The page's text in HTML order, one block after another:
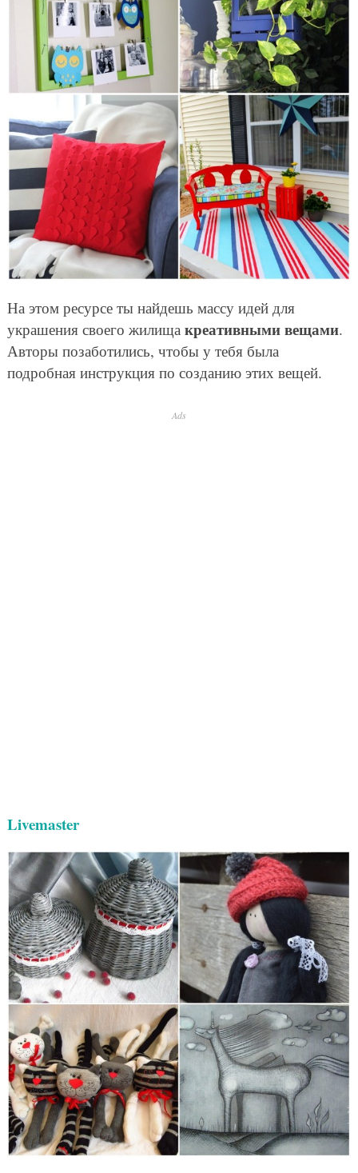
На этом ресурсе ты найдешь массу идей для
украшения своего жилища креативными вещами.
Авторы позаботились, чтобы у тебя была
подробная инструкция по созданию этих вещей.
Ads
Livemaster